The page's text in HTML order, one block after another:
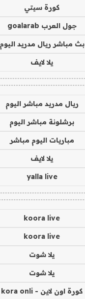
كورة سيتي
جول العرب goalarab
بث مباشر ريال مدريد اليوم
يلا لايف
ريال مدريد مباشر اليوم
برشلونة مباشر اليوم
مباريات اليوم مباشر
يلا لايف
yalla live
koora live
koora live
يلا شوت
يلا شوت
كورة اون لاين - kora onli